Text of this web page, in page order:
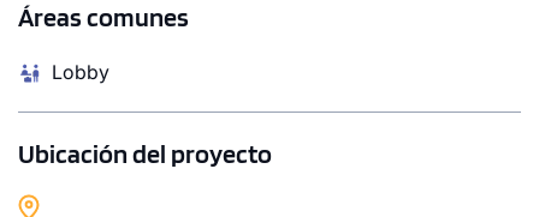
Áreas comunes
Lobby
Ubicación del proyecto